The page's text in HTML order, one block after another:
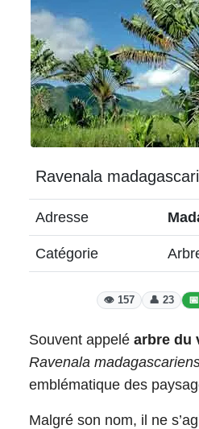
Ravenala
Adresse
Catégorie
👁️ 157 👤 23
Souvent appelé arbre du
Ravenala
emblématique des
Malgré son nom, il ne